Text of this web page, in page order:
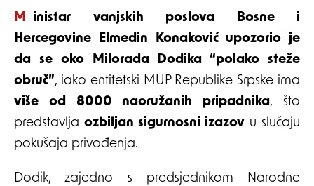
Ministar vanjskih poslova Bosne i
Hercegovine Elmedin Konaković upozorio je
da se oko Milorada Dodika “polako steže
obruč”, iako entitetski MUP Republike Srpske ima
više od 8000 naoružanih pripadnika, što
predstavlja ozbiljan sigurnosni izazov u slučaju
pokušaja privođenja.
Dodik, zajedno s predsjednikom Narodne